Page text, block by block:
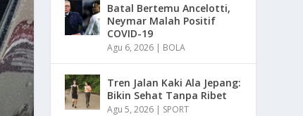
Batal Bertemu Ancelotti,
Neymar Malah Positif
COVID-19
Agu 6, 2026 | BOLA
Tren Jalan Kaki Ala Jepang:
Bikin Sehat Tanpa Ribet
Agu 5, 2026 | SPORT